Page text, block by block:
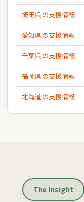
埼玉県 の支援情報
愛知県 の支援情報
千葉県 の支援情報
福岡県 の支援情報
北海道 の支援情報
The Insight